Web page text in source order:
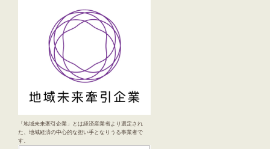
「地域未来牽引企業」とは経済産業省より選定され
た、地域経済の中心的な担い手となりうる事業者で
す。